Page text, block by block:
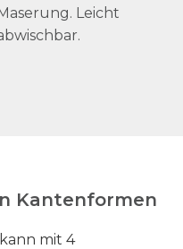
Leicht
Kantenformen
mit 4